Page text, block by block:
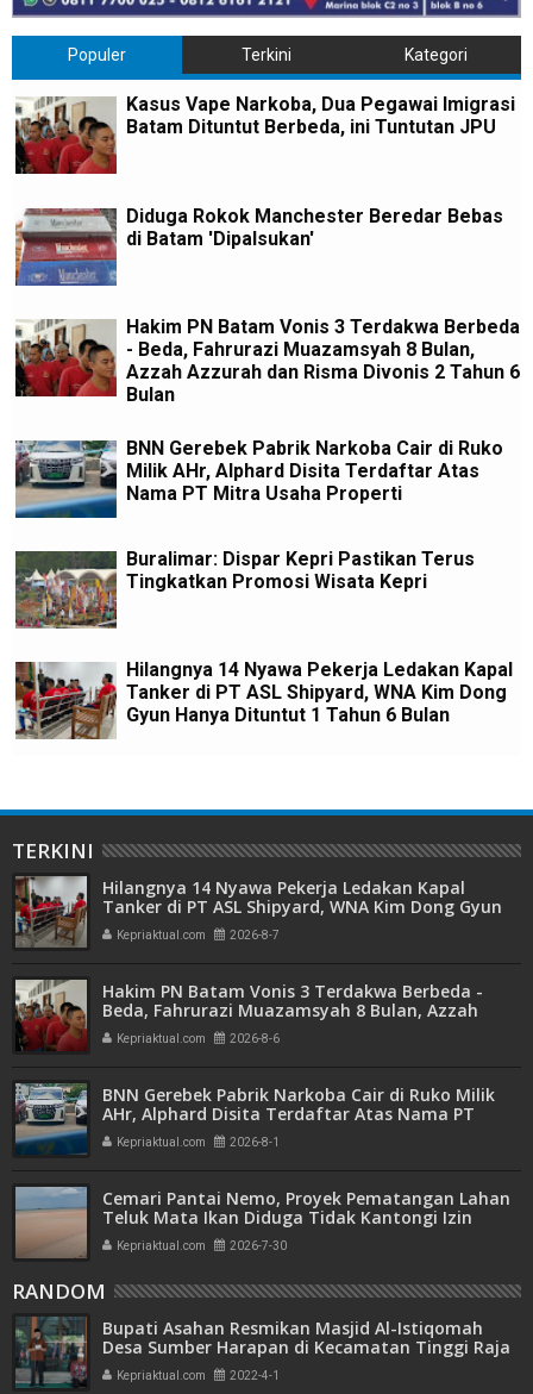
Populer Terkini Kategori
Kasus Vape Narkoba, Dua Pegawai Imigrasi
Batam Dituntut Berbeda, ini Tuntutan JPU
Diduga Rokok Manchester Beredar Bebas
di Batam 'Dipalsukan'
Hakim PN Batam Vonis 3 Terdakwa Berbeda
- Beda, Fahrurazi Muazamsyah 8 Bulan,
Azzah Azzurah dan Risma Divonis 2 Tahun 6
Bulan
BNN Gerebek Pabrik Narkoba Cair di Ruko
Milik AHr, Alphard Disita Terdaftar Atas
Nama PT Mitra Usaha Properti
Buralimar: Dispar Kepri Pastikan Terus
Tingkatkan Promosi Wisata Kepri
Hilangnya 14 Nyawa Pekerja Ledakan Kapal
Tanker di PT ASL Shipyard, WNA Kim Dong
Gyun Hanya Dituntut 1 Tahun 6 Bulan
TERKINI
Hilangnya 14 Nyawa Pekerja Ledakan Kapal
Tanker di PT ASL Shipyard, WNA Kim Dong Gyun
Hanya Dituntut 1 Tahun 6 Bulan
Kepriaktual.com 2026-8-7
Hakim PN Batam Vonis 3 Terdakwa Berbeda -
Beda, Fahrurazi Muazamsyah 8 Bulan, Azzah
Azzurah dan Risma Divonis 2 Tahun 6 Bulan
Kepriaktual.com 2026-8-6
BNN Gerebek Pabrik Narkoba Cair di Ruko Milik
AHr, Alphard Disita Terdaftar Atas Nama PT
Mitra Usaha Properti
Kepriaktual.com 2026-8-1
Cemari Pantai Nemo, Proyek Pematangan Lahan
Teluk Mata Ikan Diduga Tidak Kantongi Izin
Amdal
Kepriaktual.com 2026-7-30
RANDOM
Bupati Asahan Resmikan Masjid Al-Istiqomah
Desa Sumber Harapan di Kecamatan Tinggi Raja
Kepriaktual.com 2022-4-1